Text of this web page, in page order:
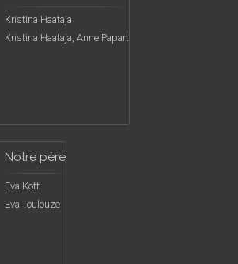
Kristina Haataja
Kristina Haataja, Anne Papart
Notre père
Eva Koff
Eva Toulouze